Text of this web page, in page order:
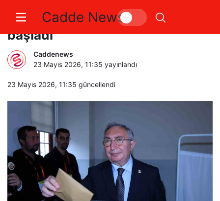
Cadde News
Galatasaray’da oy verme işlemi
başladı
Caddenews
23 Mayıs 2026, 11:35 yayınlandı
23 Mayıs 2026, 11:35 güncellendi